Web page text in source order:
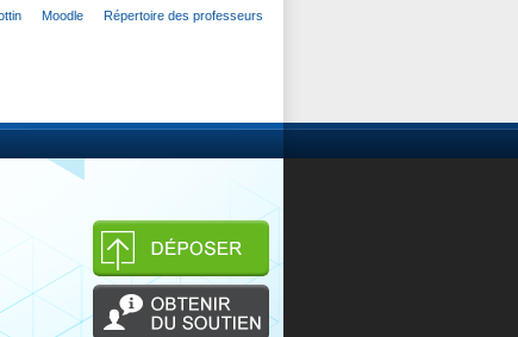
Moodle Répertoire des professeurs